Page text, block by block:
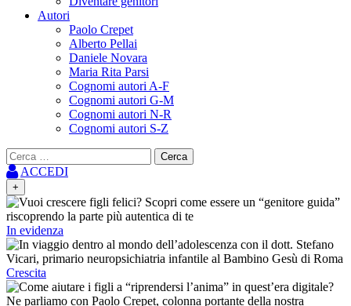
Autori
Paolo Crepet
Alberto Pellai
Daniele Novara
Maria Rita Parsi
Cognomi autori A-F
Cognomi autori G-M
Cognomi autori N-R
Cognomi autori S-Z
Ricerca
per:ACCEDI
+
In evidenza
Crescita